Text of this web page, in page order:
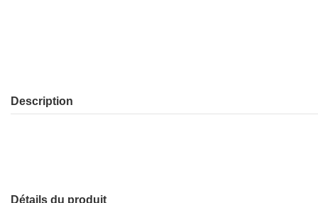
Description
Détails du produit